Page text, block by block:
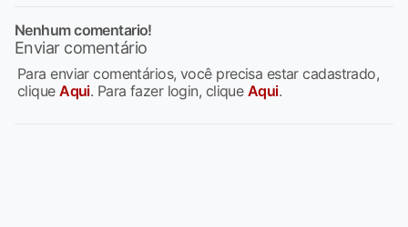
Nenhum comentario!
Enviar comentário
Para enviar comentários, você precisa estar cadastrado,
cliqueAqui. Para fazer login, clique Aqui.